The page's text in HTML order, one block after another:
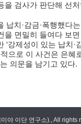
을 검사가 판단해 선
납치·감금·폭행했다
을 면밀히 들여다 보
강제성이 있는 납치·
으로 이 사건은 은혜
의문을 남기고 있다.
야 이단 연구소)., All rights